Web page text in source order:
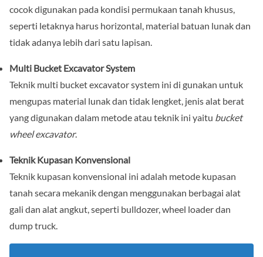
cocok digunakan pada kondisi permukaan tanah khusus,
seperti letaknya harus horizontal, material batuan lunak dan
tidak adanya lebih dari satu lapisan.
Multi Bucket Excavator System
Teknik multi bucket excavator system ini di gunakan untuk
mengupas material lunak dan tidak lengket, jenis alat berat
yang digunakan dalam metode atau teknik ini yaitu bucket
wheel excavator.
Teknik Kupasan Konvensional
Teknik kupasan konvensional ini adalah metode kupasan
tanah secara mekanik dengan menggunakan berbagai alat
gali dan alat angkut, seperti bulldozer, wheel loader dan
dump truck.